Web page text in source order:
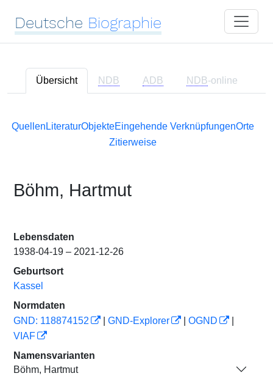
Deutsche Biographie
Übersicht NDB ADB NDB-online
Quellen LiteraturObjekteEingehende VerknüpfungenOrte
Zitierweise
Böhm, Hartmut
Lebensdaten
1938-04-19 – 2021-12-26
Geburtsort
Kassel
Normdaten
GND: 118874152
GND-Explorer OGND
VIAF
Namensvarianten
Böhm, Hartmut